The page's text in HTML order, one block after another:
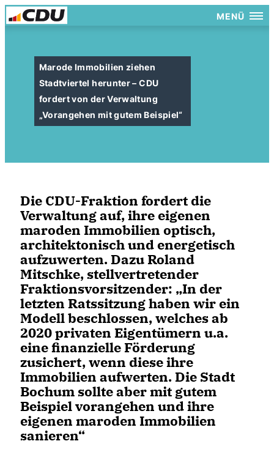
MENÜ
Marode Immobilien ziehen
Stadtviertel herunter – CDU
fordert von der Verwaltung
Vorangehen mit gutem Beispiel“
Die CDU-Fraktion fordert die
Verwaltung auf, ihre eigenen
maroden Immobilien optisch,
architektonisch und energetisch
aufzuwerten. Dazu Roland
Mitschke, stellvertretender
Fraktionsvorsitzender: „In der
letzten Ratssitzung haben wir ein
Modell beschlossen, welches ab
2020 privaten Eigentümern u.a.
eine finanzielle Förderung
zusichert, wenn diese ihre
Immobilien aufwerten. Die Stadt
Bochum sollte aber mit gutem
Beispiel vorangehen und ihre
eigenen maroden Immobilien
sanieren“